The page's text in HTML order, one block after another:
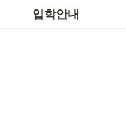
입학안내
더 궁금한 내용은?